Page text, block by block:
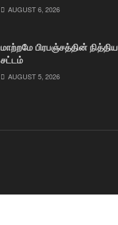
AUGUST 6, 2026
மாற்றமே பிரபஞ்சத்தின் நித்திய
சட்டம்
AUGUST 5, 2026